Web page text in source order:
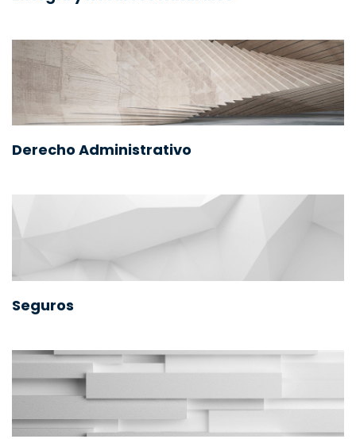
Derecho Administrativo
Seguros